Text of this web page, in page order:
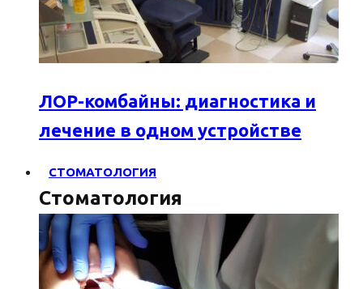
ЛОР-комбайны: диагностика и
лечение в одном устройстве
СТОМАТОЛОГИЯ
Стоматология